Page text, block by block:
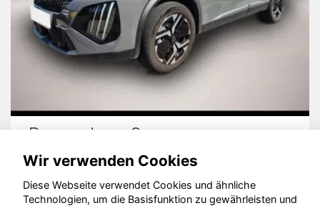
Peugeot 2008
Wir verwenden Cookies
Diese Webseite verwendet Cookies und ähnliche
Technologien, um die Basisfunktion zu gewährleisten und